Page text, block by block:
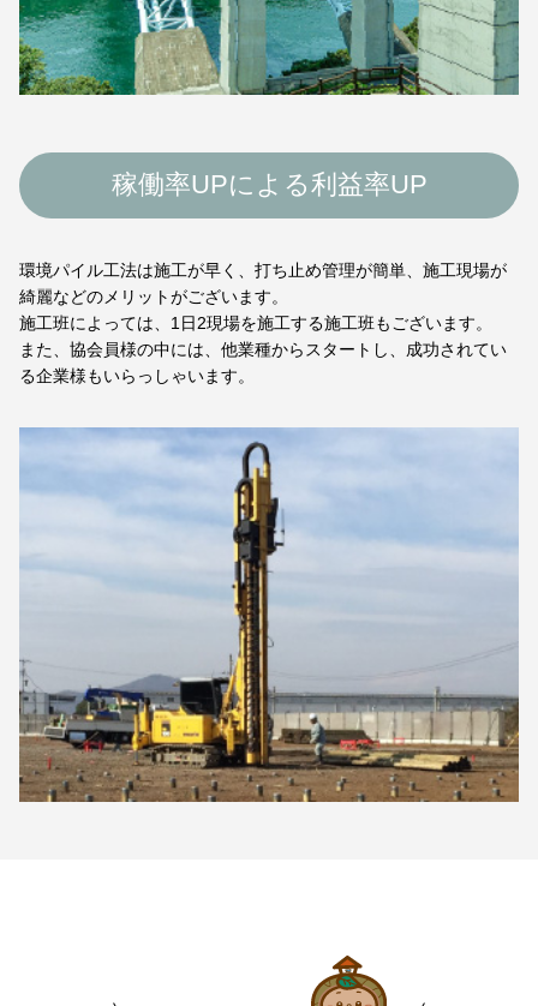
稼働率UPによる利益率UP
環境パイル工法は施工が早く、打ち止め管理が簡単、施工現場が
綺麗などのメリットがございます。
施工班によっては、1日2現場を施工する施工班もございます。
また、協会員様の中には、他業種からスタートし、成功されてい
る企業様もいらっしゃいます。